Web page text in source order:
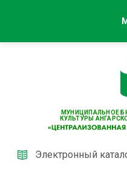
МУНИЦИПАЛЬНОЕ
КУЛЬТУРЫ
Электронный